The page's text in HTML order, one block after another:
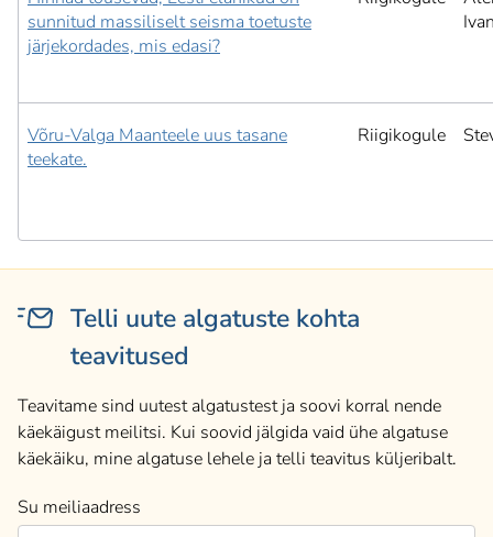
sunnitud massiliselt seisma toetuste
järjekordades, mis edasi?
Võru-Valga Maanteele uus tasane
teekate.
Riigikogule
Telli uute algatuste kohta
teavitused
Teavitame sind uutest algatustest ja soovi korral nende
käekäigust meilitsi. Kui soovid jälgida vaid ühe algatuse
käekäiku, mine algatuse lehele ja telli teavitus küljeribalt.
Su meiliaadress